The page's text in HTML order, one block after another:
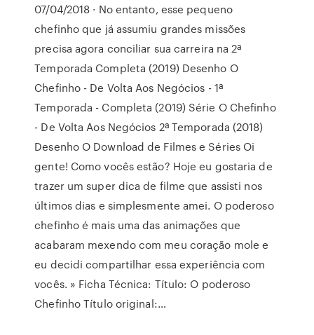
07/04/2018 · No entanto, esse pequeno
chefinho que já assumiu grandes missões
precisa agora conciliar sua carreira na 2ª
Temporada Completa (2019) Desenho O
Chefinho - De Volta Aos Negócios - 1ª
Temporada - Completa (2019) Série O Chefinho
- De Volta Aos Negócios 2ª Temporada (2018)
Desenho O Download de Filmes e Séries Oi
gente! Como vocês estão? Hoje eu gostaria de
trazer um super dica de filme que assisti nos
últimos dias e simplesmente amei. O poderoso
chefinho é mais uma das animações que
acabaram mexendo com meu coração mole e
eu decidi compartilhar essa experiência com
vocês. » Ficha Técnica: Título: O poderoso
Chefinho Título original:…